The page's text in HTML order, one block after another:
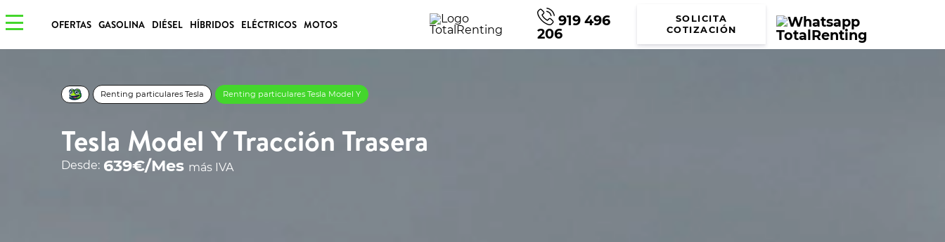
OFERTAS GASOLINA DIÉSEL HÍBRIDOS ELÉCTRICOS MOTOS 919 496
206
SOLICITA
COTIZACIÓN
Renting particulares Tesla Renting particulares Tesla Model Y
Tesla Model Y Tracción Trasera
Desde: 639€/Mes más IVA